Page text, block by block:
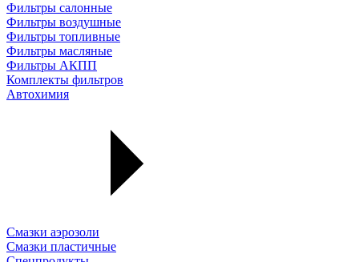
Фильтры салонные
Фильтры воздушные
Фильтры топливные
Фильтры масляные
Фильтры АКПП
Комплекты фильтров
Автохимия
Смазки аэрозоли
Смазки пластичные